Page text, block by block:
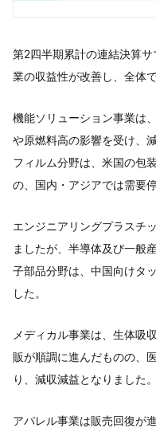
第2四半期累計の連結決算
業の収益性が改善し、全体
機能ソリューション事業は
や原燃料高の影響を受け、
フィルム分野は、米国の包
の、国内・アジアでは需要
エンジニアリングプラスチ
ましたが、半導体及び一般
子部品分野は、中国向けタ
した。
メディカル事業は、生体吸
販が順調に進んだものの、
り、減収減益となりました。
アパレル事業は販売回復が